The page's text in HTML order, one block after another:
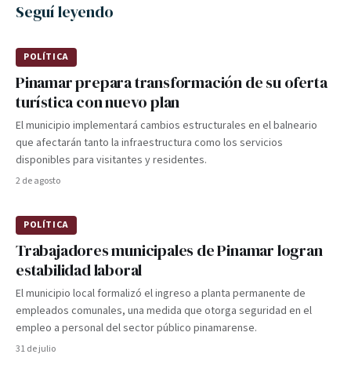
Seguí leyendo
POLÍTICA
Pinamar prepara transformación de su oferta
turística con nuevo plan
El municipio implementará cambios estructurales en el balneario
que afectarán tanto la infraestructura como los servicios
disponibles para visitantes y residentes.
2 de agosto
POLÍTICA
Trabajadores municipales de Pinamar logran
estabilidad laboral
El municipio local formalizó el ingreso a planta permanente de
empleados comunales, una medida que otorga seguridad en el
empleo a personal del sector público pinamarense.
31 de julio